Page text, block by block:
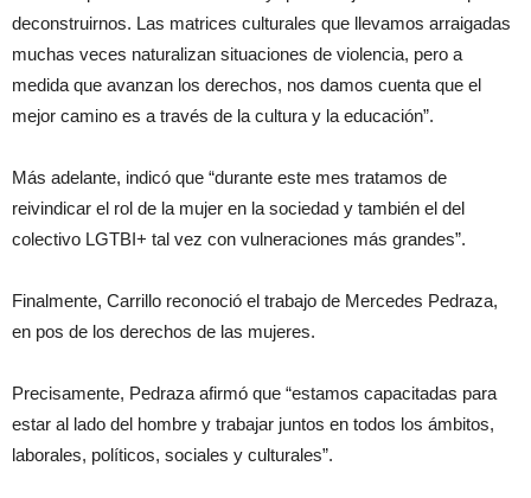
deconstruirnos. Las matrices culturales que llevamos arraigadas
muchas veces naturalizan situaciones de violencia, pero a
medida que avanzan los derechos, nos damos cuenta que el
mejor camino es a través de la cultura y la educación”.
Más adelante, indicó que “durante este mes tratamos de
reivindicar el rol de la mujer en la sociedad y también el del
colectivo LGTBI+ tal vez con vulneraciones más grandes”.
Finalmente, Carrillo reconoció el trabajo de Mercedes Pedraza,
en pos de los derechos de las mujeres.
Precisamente, Pedraza afirmó que “estamos capacitadas para
estar al lado del hombre y trabajar juntos en todos los ámbitos,
laborales, políticos, sociales y culturales”.